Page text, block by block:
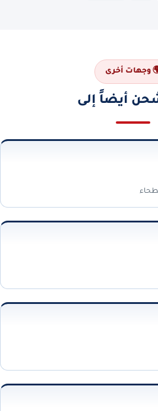
وجهات أخرى
أيضاً إلى